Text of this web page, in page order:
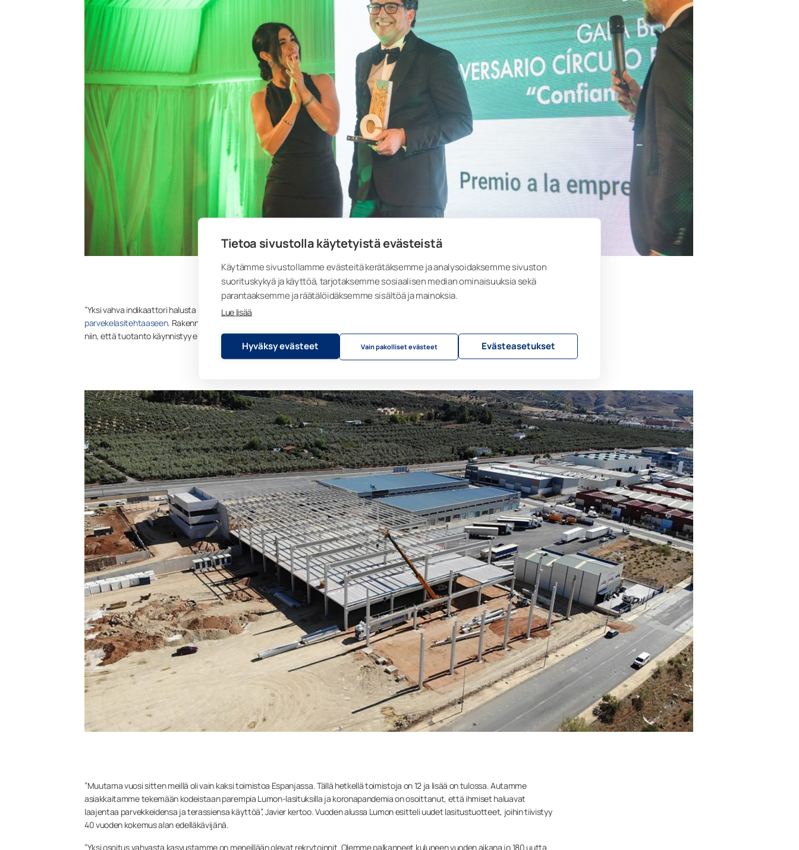
Tietoa sivustolla käytetyistä evästeistä
Käytämme sivustollamme evästeitä kerätäksemme ja analysoidaksemme sivuston
suorituskykyä ja käyttöä, tarjotaksemme sosiaalisen median ominaisuuksia sekä
parantaaksemme ja räätälöidäksemme sisältöä ja mainoksia.
Lue lisää
Hyväksy evästeet Vain pakolliset evästeet Evästeasetukset
”Yksi vahva indikaattori halusta kehittää liiketoimintaamme on
parvekelasitehtaaseen. Rakennustyöt ovat parhaillaan käynnissä ja tehtaan on tavoitteena valmistua ensi vuoden maaliskuussa
niin, että tuotanto käynnistyy elokuussa 2022″, Javier toteaa.
”Muutama vuosi sitten meillä oli vain kaksi toimistoa Espanjassa. Tällä hetkellä toimistoja on 12 ja lisää on tulossa. Autamme
asiakkaitamme tekemään kodeistaan parempia Lumon-lasituksilla ja koronapandemia on osoittanut, että ihmiset haluavat
laajentaa parvekkeidensa ja terassiensa käyttöä”, Javier kertoo. Vuoden alussa Lumon esitteli uudet lasitustuotteet, joihin tiivistyy
40 vuoden kokemus alan edelläkävijänä.
”Yksi osoitus vahvasta kasvustamme on meneillään olevat rekrytoinnit. Olemme palkanneet kuluneen vuoden aikana jo 180 uutta